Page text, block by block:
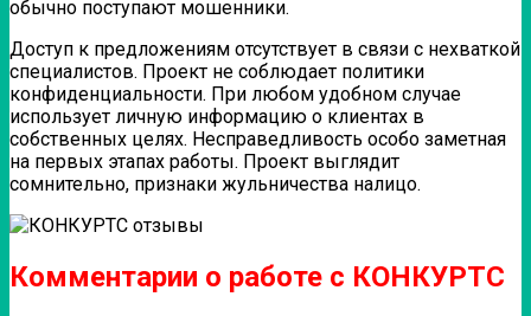
обычно поступают мошенники.
Доступ к предложениям отсутствует в связи с нехваткой
специалистов. Проект не соблюдает политики
конфиденциальности. При любом удобном случае
использует личную информацию о клиентах в
собственных целях. Несправедливость особо заметная
на первых этапах работы. Проект выглядит
сомнительно, признаки жульничества налицо.
Комментарии о работе с КОНКУРТС